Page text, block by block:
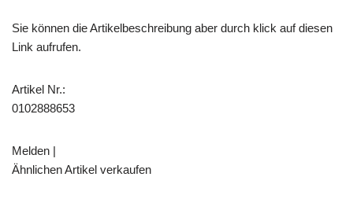
Sie können die Artikelbeschreibung aber durch klick auf diesen
Link aufrufen.
Artikel Nr.:
0102888653
Melden |
Ähnlichen Artikel verkaufen